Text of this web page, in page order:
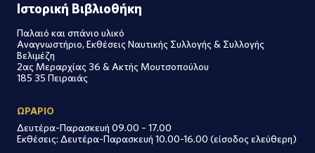
Ιστορική Βιβλιοθήκη
Παλαιό και σπάνιο υλικό
Αναγνωστήριο, Εκθέσεις Ναυτικής Συλλογής & Συλλογής
Βελιμέζη
2ας Μεραρχίας 36 & Ακτής Μουτσοπούλου
185 35 Πειραιάς
ΩΡΑΡΙΟ
Δευτέρα-Παρασκευή 09.00 – 17.00
Εκθέσεις: Δευτέρα-Παρασκευή 10.00-16.00 (είσοδος ελεύθερη)